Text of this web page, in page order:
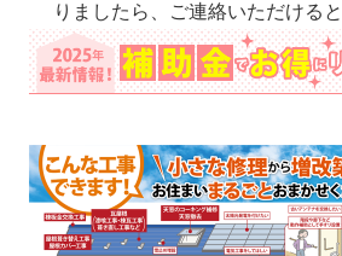
りましたら、ご連絡いただけると